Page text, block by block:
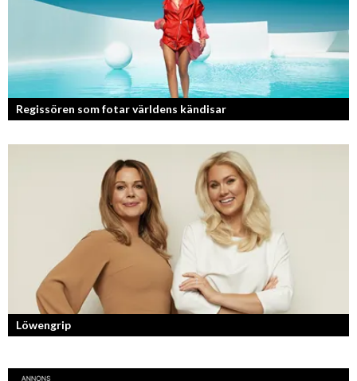
Regissören som fotar världens kändisar
Fotografen och regissören Peter Svenson har en lång meritlista och är
ett sant bevis på att om man tror på sig själv och...
Löwengrip
Från bloggare till influencer och superentreprenör. En resa som fostrat